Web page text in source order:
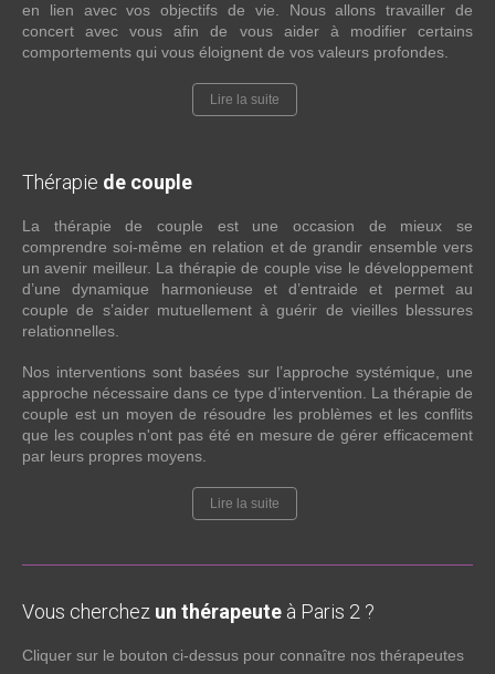
en lien avec vos objectifs de vie. Nous allons travailler de
concert avec vous afin de vous aider à modifier certains
comportements qui vous éloignent de vos valeurs profondes.
Lire la suite
Thérapie de couple
La thérapie de couple est une occasion de mieux se
comprendre soi-même en relation et de grandir ensemble vers
un avenir meilleur. La thérapie de couple vise le développement
d’une dynamique harmonieuse et d’entraide et permet au
couple de s’aider mutuellement à guérir de vieilles blessures
relationnelles.
Nos interventions sont basées sur l’approche systémique, une
approche nécessaire dans ce type d’intervention. La thérapie de
couple est un moyen de résoudre les problèmes et les conflits
que les couples n'ont pas été en mesure de gérer efficacement
par leurs propres moyens.
Lire la suite
Vous cherchez un thérapeute à Paris 2 ?
Cliquer sur le bouton ci-dessus pour connaître nos thérapeutes